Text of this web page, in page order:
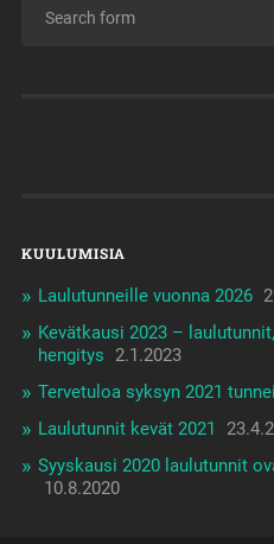
KUULUMISIA
Laulutunneille vuonna 2026
Kevätkausi 2023 –
hengitys
2.1.2023
Tervetuloa syksyn 2021
Laulutunnit kevät 2021
Syyskausi 2020 laulutunnit
10.8.2020